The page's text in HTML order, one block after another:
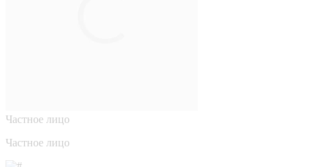
Частное лицо
Частное лицо